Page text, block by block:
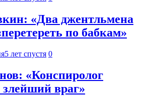
«Два джентльмена
по бабкам»
5 лет спустя 0
«Конспиролог
враг»